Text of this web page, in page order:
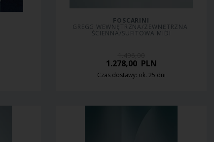
FOSCARINI
GREGG WEWNĘTRZNA/ZEWNĘTRZNA
ŚCIENNA/SUFITOWA MIDI
1.278,00PLN
Czas dostawy: ok. 25 dni